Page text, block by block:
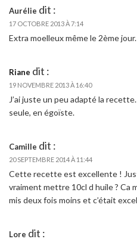
Aurélie dit :
17 OCTOBRE 2013 À 7:14
Extra moelleux même le 2ème
Riane dit :
19 NOVEMBRE 2013 À 16:40
J’ai juste un peu adapté la
seule, en égoïste.
Camille dit :
20 SEPTEMBRE 2014 À 11:44
Cette recette est excellente !
vraiment mettre 10cl d huile ? Ca
mis deux fois moins et c’était
Lore dit :